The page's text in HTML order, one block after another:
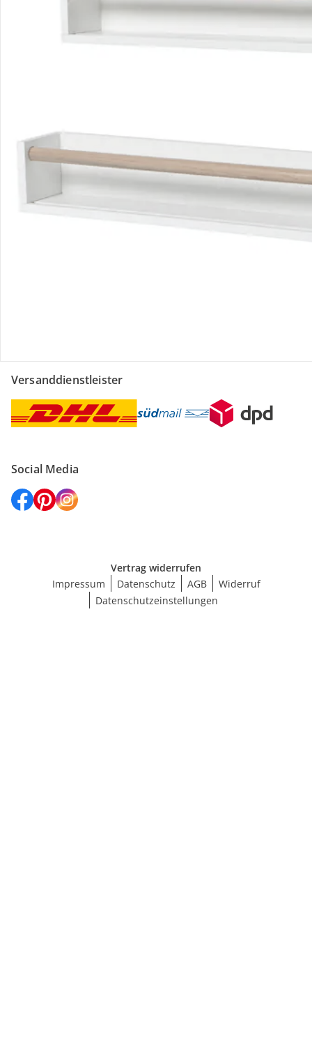
Filialen & Beratung
Sicher & flexibel bezahlen
Versanddienstleister
Social Media
Vertrag widerrufen
Impressum
Datenschutz AGB
Widerruf
Datenschutzeinstellungen